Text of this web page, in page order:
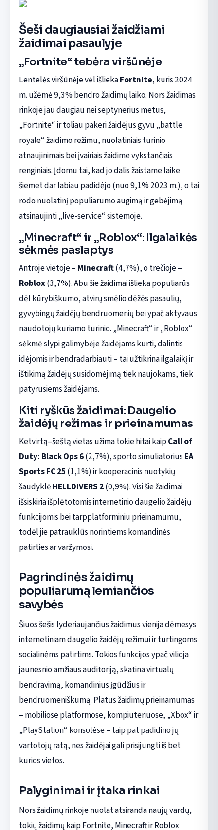
Šeši daugiausiai žaidžiami
žaidimai pasaulyje
„Fortnite“ tebėra viršūnėje
Lentelės viršūnėje vėl išliekaFortnite, kuris 2024
m. užėmė 9,3% bendro žaidimų laiko. Nors žaidimas
rinkoje jau daugiau nei septynerius metus,
„Fortnite“ ir toliau pakeri žaidėjus gyvu „battle
royale“ žaidimo režimu, nuolatiniais turinio
atnaujinimais bei įvairiais žaidime vykstančiais
renginiais. Įdomu tai, kad jo dalis žaistame laike
šiemet dar labiau padidėjo (nuo 9,1% 2023 m.), o tai
rodo nuolatinį populiarumo augimą ir gebėjimą
atsinaujinti „live-service“ sistemoje.
„Minecraft“ ir „Roblox“: Ilgalaikės
sėkmės paslaptys
Antroje vietoje – Minecraft(4,7%), o trečioje –
Roblox(3,7%). Abu šie žaidimai išlieka populiarūs
dėl kūrybiškumo, atvirų smėlio dėžės pasaulių,
gyvybingų žaidėjų bendruomenių bei ypač aktyvaus
naudotojų kuriamo turinio. „Minecraft“ ir „Roblox“
sėkmė slypi galimybėje žaidėjams kurti, dalintis
idėjomis ir bendradarbiauti – tai užtikrina ilgalaikį ir
ištikimą žaidėjų susidomėjimą tiek naujokams, tiek
patyrusiems žaidėjams.
Kiti ryškūs žaidimai: Daugelio
žaidėjų režimas ir prieinamumas
Ketvirtą–šeštą vietas užima tokie hitai kaipCall of
Duty: Black Ops 6(2,7%), sporto simuliatoriusEA
Sports FC 25 (1,1%) ir kooperacinis nuotykių
šaudyklė HELLDIVERS 2(0,9%). Visi šie žaidimai
išsiskiria išplėtotomis internetinio daugelio žaidėjų
funkcijomis bei tarpplatforminiu prieinamumu,
todėl jie patrauklūs norintiems komandinės
patirties ar varžymosi.
Pagrindinės žaidimų
populiarumą lemiančios
savybės
Šiuos šešis lyderiaujančius žaidimus vienija dėmesys
internetiniam daugelio žaidėjų režimui ir turtingoms
socialinėms patirtims. Tokios funkcijos ypač vilioja
jaunesnio amžiaus auditoriją, skatina virtualų
bendravimą, komandinius įgūdžius ir
bendruomeniškumą. Platus žaidimų prieinamumas
– mobiliose platformose, kompiuteriuose, „Xbox“ ir
„PlayStation“ konsolėse – taip pat padidino jų
vartotojų ratą, nes žaidėjai gali prisijungti iš bet
kurios vietos.
Palyginimai ir įtaka rinkai
Nors žaidimų rinkoje nuolat atsiranda naujų vardų,
tokių žaidimų kaip Fortnite, Minecraft ir Roblox